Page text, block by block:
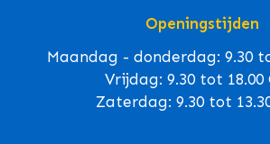
Openingstijden
Maandag - donderdag: 9.30
Vrijdag: 9.30 tot 18.00
Zaterdag: 9.30 tot